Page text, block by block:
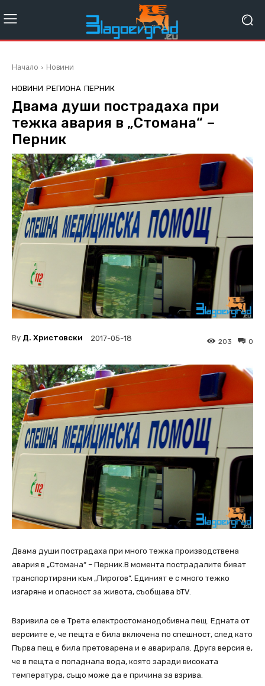
Начало Новини
НОВИНИ РЕГИОНА ПЕРНИК
Двама души пострадаха при
тежка авария в „Стомана“ –
Перник
By Д. Христовски 2017-05-18 0
203
Двама души пострадаха при много тежка производствена
авария в „Стомана“ – Перник.В момента пострадалите биват
транспортирани към „Пирогов“. Единият е с много тежко
изгаряне и опасност за живота, съобщава bTV.
Взривила се е Трета електростоманодобивна пещ. Едната от
версиите е, че пещта е била включена по спешност, след като
Първа пещ е била претоварена и е аварирала. Друга версия е,
че в пещта е попаднала вода, която заради високата
температура, също може да е причина за взрива.